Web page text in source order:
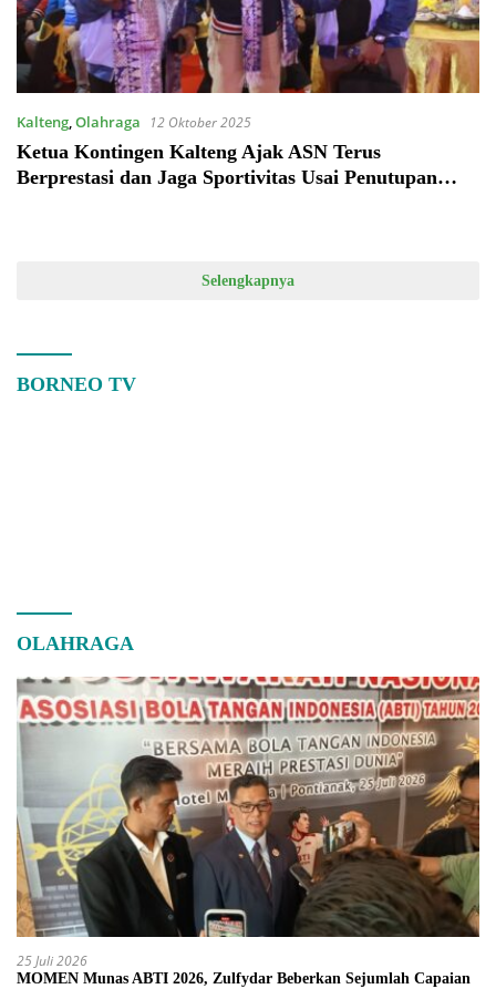
Kalteng,Olahraga 12 Oktober 2025
Ketua Kontingen Kalteng Ajak ASN Terus
Berprestasi dan Jaga Sportivitas Usai Penutupan
Selengkapnya
BORNEO TV
OLAHRAGA
25 Juli 2026
MOMEN Munas ABTI 2026, Zulfydar Beberkan Sejumlah Capaian